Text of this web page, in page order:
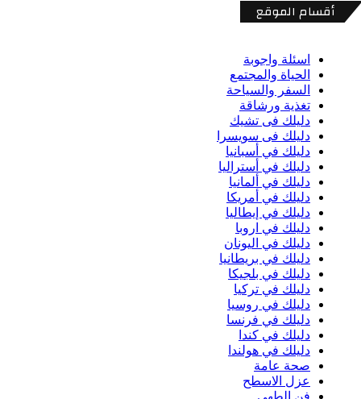
أقسام الموقع
اسئلة واجوبة
الحياة والمجتمع
السفر والسياحة
تغذية ورشاقة
دليلك فى تشيك
دليلك فى سويسرا
دليلك في أسبانيا
دليلك في أستراليا
دليلك في ألمانيا
دليلك في أمريكا
دليلك في إيطاليا
دليلك في اروبا
دليلك في اليونان
دليلك في بريطانيا
دليلك في بلجيكا
دليلك في تركيا
دليلك في روسيا
دليلك في فرنسا
دليلك في كندا
دليلك في هولندا
صحة عامة
عزل الاسطح